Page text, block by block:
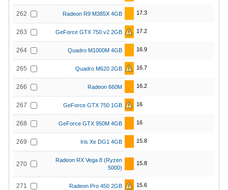
262 Radeon R9 M385X 4GB 17.3
263 GeForce GTX 750 v2 2GB 17.2
264 Quadro M1000M 4GB 16.9
265 Quadro M620 2GB 16.7
266 Radeon 660M 16.2
267 GeForce GTX 750 1GB 16
268 GeForce GTX 950M 4GB 16
269 Iris Xe DG1 4GB 15.8
270
Radeon RX Vega 8 (Ryzen
5000)
15.8
271 Radeon Pro 450 2GB 15.6